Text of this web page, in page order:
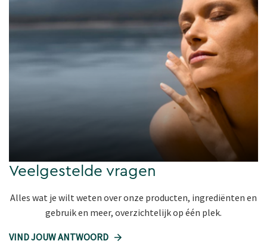
Veelgestelde vragen
Alles wat je wilt weten over onze producten, ingrediënten en
gebruik en meer, overzichtelijk op één plek.
VIND JOUW ANTWOORD